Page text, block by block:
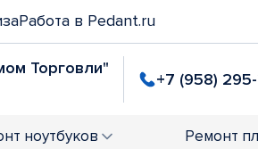
Работа в Pedant.ru
Торговли"
+7 (958)
ноутбуков Ремонт